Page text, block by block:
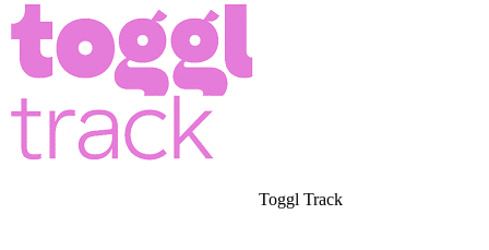
Toggl Track